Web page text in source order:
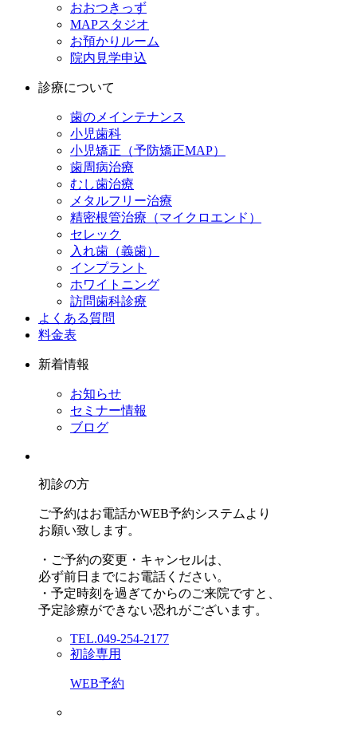
おおつきっず
MAPスタジオ
お預かりルーム
院内見学申込
診療について
歯のメインテナンス
小児歯科
小児矯正（予防矯正MAP）
歯周病治療
むし歯治療
メタルフリー治療
精密根管治療（マイクロエンド）
セレック
入れ歯（義歯）
インプラント
ホワイトニング
訪問歯科診療
よくある質問
料金表
新着情報
お知らせ
セミナー情報
ブログ
初診の方
ご予約はお電話かWEB予約システムより
お願い致します。
・ご予約の変更・キャンセルは、
必ず前日までにお電話ください。
・予定時刻を過ぎてからのご来院ですと、
予定診療ができない恐れがございます。
TEL.049-254-2177
初診専用
WEB予約